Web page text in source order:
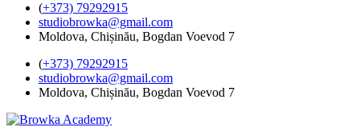
(+373) 79292915
studiobrowka@gmail.com
Moldova, Chișinău, Bogdan Voevod 7
(+373) 79292915
studiobrowka@gmail.com
Moldova, Chișinău, Bogdan Voevod 7